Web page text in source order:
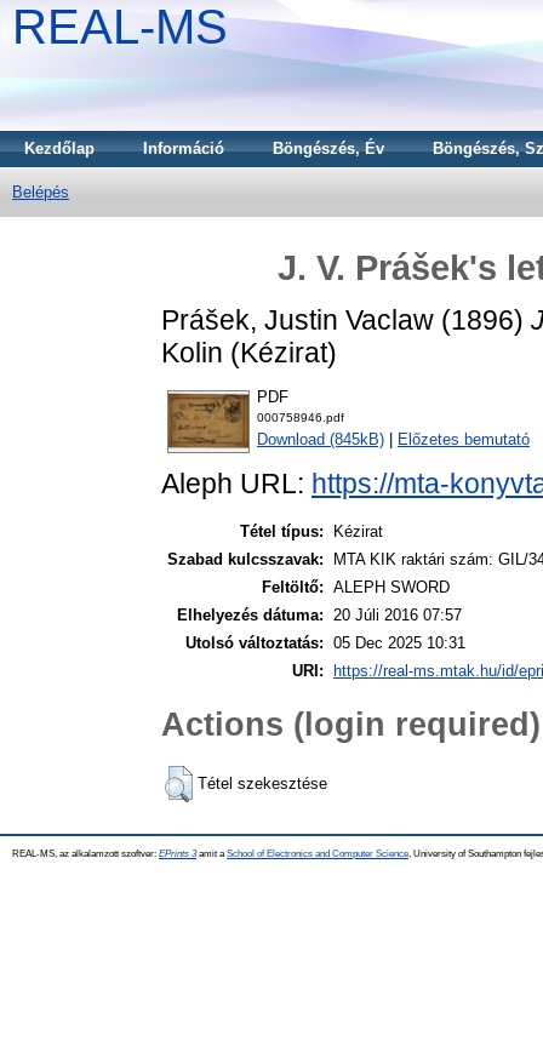
REAL-MS
Kezdőlap Információ Böngészés, Év Böngészés,
Belépés
J. V. Prášek's
Prášek, Justin Vaclaw (1896)
Kolin (Kézirat)
PDF
000758946.pdf
Download (845kB) Előzetes bemutató
Aleph URL: https://mta-
Tétel típus:
Kézirat
Szabad kulcsszavak:
MTA KIK raktári szám: GIL/
Feltöltő: ALEPH SWORD
Elhelyezés dátuma: 20 Júli 2016 07:57
Utolsó változtatás: 05 Dec 2025 10:31
URI:
https://real-ms.mtak.hu/id/
Actions (login required)
Tétel szekesztése
REAL-MS, az alkalamzott szoftver: EPrints 3amit a School of Electronics and Computer Science , University of Southampton